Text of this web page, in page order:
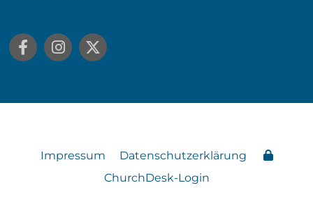
Impressum
Datenschutzerklärung
ChurchDesk-Login